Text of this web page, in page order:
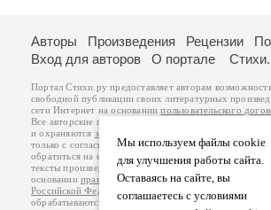
Мы используем файлы cookie
для улучшения работы сайта.
Оставаясь на сайте, вы
соглашаетесь с условиями
Авторы Произведения Рецензии
Вход для авторов
О портале
Портал Стихи.ру предоставляет авторам
свободной публикации своих литературных
сети Интернет на основаниипользовательского
Все авторские права на произведения принадлежат
и охраняются законом
. Перепечатка произведений
только с согласия его автора, к которому вы можете
обратиться на его авторской странице.
тексты произведений авторы несут самостоятельно на
основанииправил публикацииизаконодательства
Российской Федерации
обрабатываются на основанииПолитики обработки